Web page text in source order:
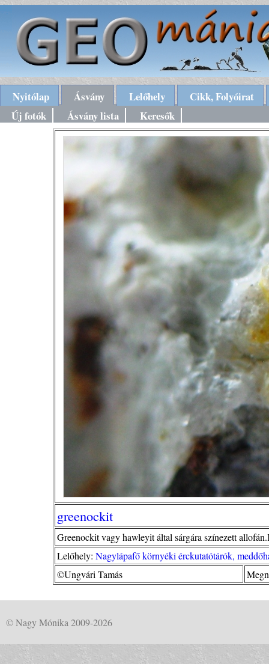
Nyitólap Ásvány Lelőhely
Cikk, Folyóirat
Új fotók
Ásvány lista Keresők
greenockit
Greenockit vagy hawleyit által sárgára színezett
Lelőhely: Nagylápafő környéki érckutatótárók,
©Ungvári Tamás
© Nagy Mónika 2009-2026